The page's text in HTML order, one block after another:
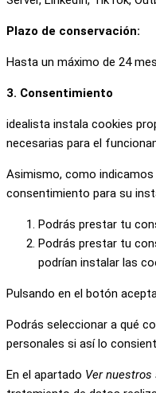
Plazo de conservación:
Hasta un máximo de 24
3. Consentimiento
idealista instala cookies
necesarias para el
Asimismo, como
consentimiento para su
Podrás prestar tu
Podrás prestar tu
podrían instalar las
Pulsando en el botón
Podrás seleccionar a qué
personales si así lo
En el apartado Ver nuestros